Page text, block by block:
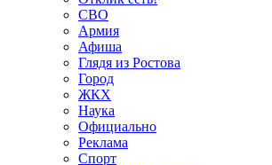
СВО
Армия
Афиша
Глядя из Ростова
Город
ЖКХ
Наука
Официально
Реклама
Спорт